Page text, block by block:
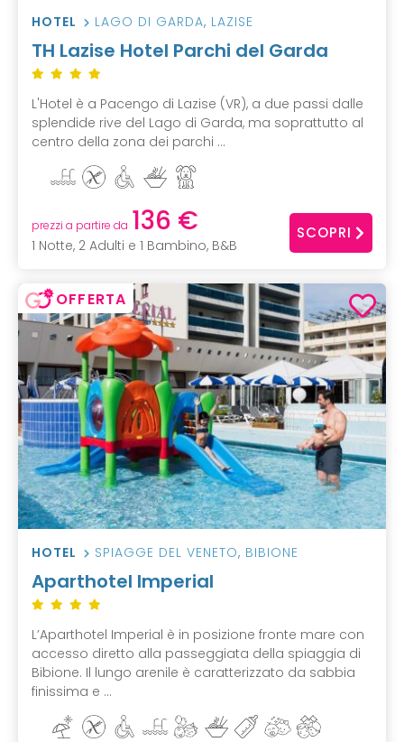
HOTEL LAGO DI GARDA, LAZISE
TH Lazise Hotel Parchi del Garda
L'Hotel è a Pacengo di Lazise (VR), a due passi dalle
splendide rive del Lago di Garda, ma soprattutto al
centro della zona dei parchi ...
prezzi a partire da 136 €
1 Notte, 2 Adulti e 1 Bambino, B&B
SCOPRI
OFFERTA
HOTEL SPIAGGE DEL VENETO, BIBIONE
Aparthotel Imperial
L’Aparthotel Imperial è in posizione fronte mare con
accesso diretto alla passeggiata della spiaggia di
Bibione. Il lungo arenile è caratterizzato da sabbia
finissima e ...